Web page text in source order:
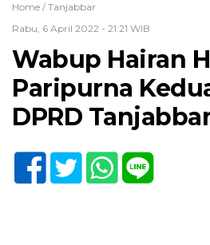
Home / Tanjabbar
Rabu, 6 April 2022 - 21:21 WIB
Wabup Hairan
Paripurna
DPRD